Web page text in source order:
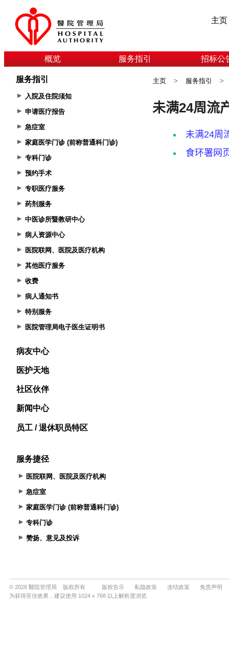
主页
概览 服务指引 招标公
服务指引
入院及住院须知
申请医疗报告
急症室
家庭医学门诊 (前称普通科门诊)
专科门诊
预约手术
专职医疗服务
药剂服务
中医诊所暨教研中心
病人资源中心
医院联网、医院及医疗机构
其他医疗服务
收费
病人通知书
特别服务
医院管理局电子医生证明书
病友中心
医护天地
社区伙伴
新闻中心
员工 / 退休职员特区
服务捷径
医院联网、医院及医疗机构
急症室
家庭医学门诊 (前称普通科门诊)
专科门诊
赞扬、意见及投诉
主页 > 服务指引 >
© 2026 醫院管理局 版权所有 版权告示 私隐政策 连结政策
免责声明
为获得至佳效果，建议使用 1024 x 768 以上解析度浏览